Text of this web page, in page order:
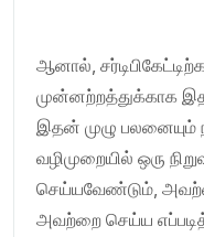
ஆனால்,
முன்னற்றத்துக்காக
இதன் முழு பலனையும்
வழிமுறையில் ஒரு
செய்யவேண்டும்,
அவற்றை செய்ய